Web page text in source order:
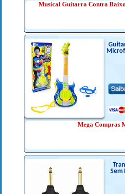
Musical Guitarra Contra
Mega Compras
Sem